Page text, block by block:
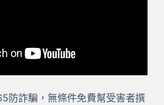
防詐騙，無條件免費幫受害者撰